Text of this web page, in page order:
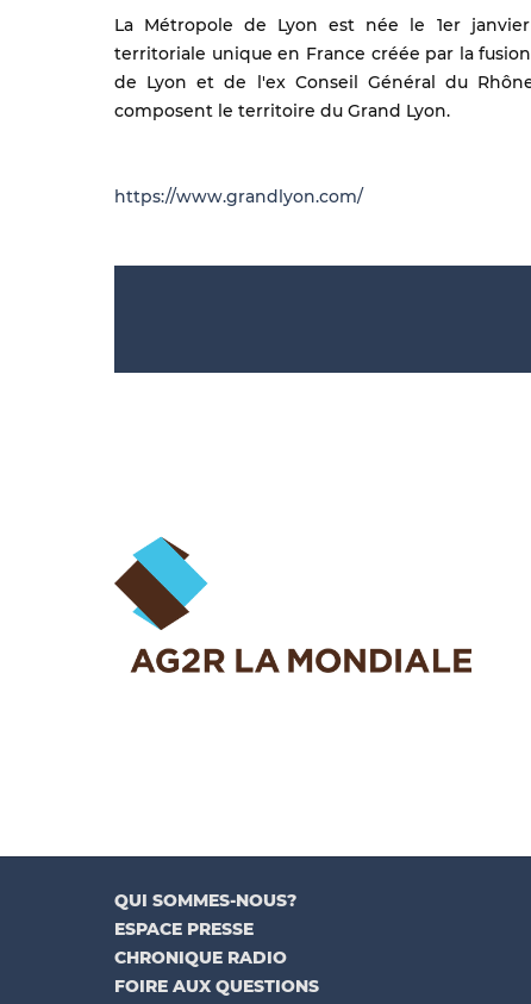
La Métropole de Lyon est née le 1er
territoriale unique en France créée par la
de Lyon et de l'ex Conseil Général du
composent le territoire du Grand Lyon.
https://www.grandlyon.com/
QUI SOMMES-NOUS?
ESPACE PRESSE
CHRONIQUE RADIO
FOIRE AUX QUESTIONS